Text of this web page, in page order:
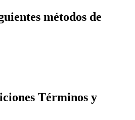
métodos de
Términos y